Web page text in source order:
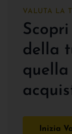
VALUTA LA
della
quella
Inizia